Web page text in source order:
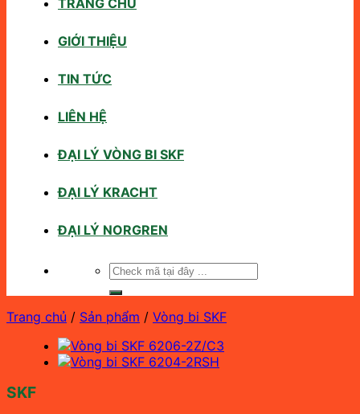
TRANG CHỦ
GIỚI THIỆU
TIN TỨC
LIÊN HỆ
ĐẠI LÝ VÒNG BI SKF
ĐẠI LÝ KRACHT
ĐẠI LÝ NORGREN
Tìm
Trang chủ / Sản phẩm / Vòng bi SKF
SKF